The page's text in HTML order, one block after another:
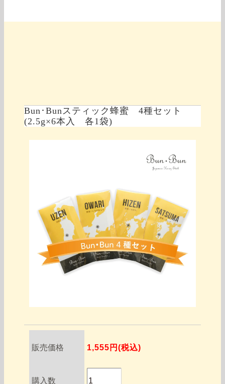
Bun･Bunスティック蜂蜜 4種セット
(2.5g×6本入 各1袋)
販売価格 1,555円(税込)
購入数